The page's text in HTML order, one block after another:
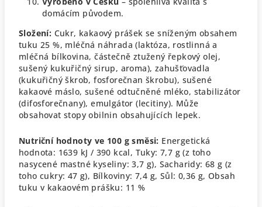
domácím původem.
Složení: Cukr, kakaový prášek se sníženým obsahem
tuku 25 %, mléčná náhrada (laktóza, rostlinná a
mléčná bílkovina, částečně ztužený řepkový olej,
sušený kukuřičný sirup, aroma), zahušťovadla
(kukuřičný škrob, fosforečnan škrobu), sušené
kakaové máslo, sušené odtučněné mléko, stabilizátor
(difosforečnany), emulgátor (lecitiny). Může
obsahovat stopy obilnin obsahujících lepek.
Nutriční hodnoty ve 100 g směsi: Energetická
hodnota: 1639 kJ / 390 kcal, Tuky: 7,7 g (z toho
nasycené mastné kyseliny: 3,7 g), Sacharidy: 68 g (z
toho cukry: 47 g), Bílkoviny: 7,4 g, Sůl: 0,36 g,Obsah
tuku v kakaovém prášku: 11 %